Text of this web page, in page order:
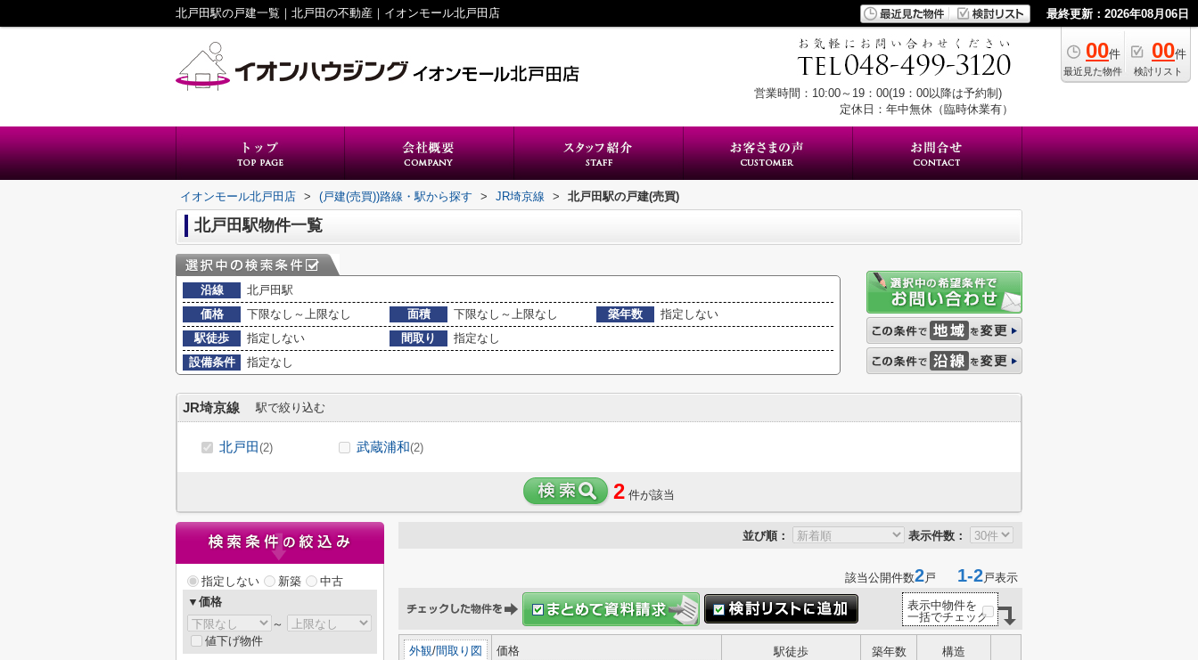
北戸田駅の戸建一覧｜北戸田の不動産｜イオンモール北戸田店 最終更新：2026年08月06日
00件
最近見た物件
00件
検討リスト
営業時間：10:00～19：00(19：00以降は予約制)
定休日：年中無休（臨時休業有）
イオンモール北戸田店 > (戸建(売買))路線・駅から探す > JR埼京線 > 北戸田駅の戸建(売買)
北戸田駅物件一覧
沿線
北戸田駅
価格
下限なし～上限なし 面積 下限なし～上限なし 築年数
指定しない
駅徒歩
指定しない 間取り
指定なし
設備条件
指定なし
JR埼京線 駅で絞り込む
北戸田(2) 武蔵浦和(2)
2 件が該当
並び順： 表示件数：
該当公開件数2戸 1-2戸表示
表示中物件を
一括でチェック
外観/間取り図
価格
駅徒歩
築年数
構造
指定しない 新築
中古
▼価格
～
値下げ物件